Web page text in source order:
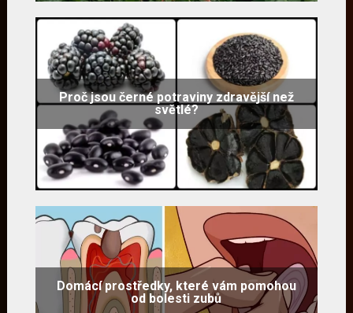
Proč jsou černé potraviny zdravější než
světlé?
Domácí prostředky, které vám pomohou
od bolesti zubů